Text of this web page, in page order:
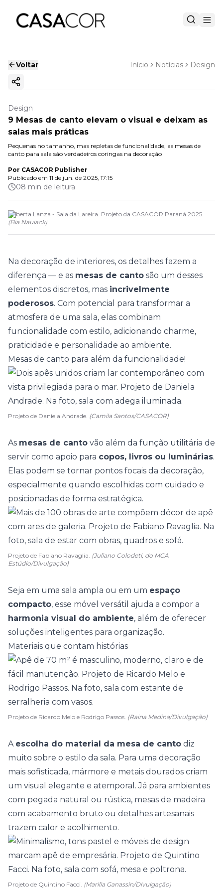
Voltar Início Notícias Design
Copiar link
Design
9 Mesas de canto elevam o visual e deixam as
salas mais práticas
Pequenas no tamanho, mas repletas de funcionalidade, as mesas de
canto para sala são verdadeiros coringas na decoração
Por CASACOR Publisher
Publicado em 11 de jun. de 2025, 17:15
08 min de leitura
Roberta Lanza - Sala da Lareira. Projeto da CASACOR Paraná 2025.
(Bia Nauiack)
Na decoração de interiores, os detalhes fazem a
diferença — e as mesas de canto são um desses
elementos discretos, mas incrivelmente
poderosos. Com potencial para transformar a
atmosfera de uma sala, elas combinam
funcionalidade com estilo, adicionando charme,
praticidade e personalidade ao ambiente.
Mesas de canto para além da funcionalidade!
Projeto de Daniela Andrade. (Camila Santos/CASACOR)
As mesas de canto vão além da função utilitária de
servir como apoio para copos, livros ou luminárias.
Elas podem se tornar pontos focais da decoração,
especialmente quando escolhidas com cuidado e
posicionadas de forma estratégica.
Projeto de Fabiano Ravaglia. (Juliano Colodeti, do MCA
Estúdio/Divulgação)
Seja em uma sala ampla ou em um espaço
compacto, esse móvel versátil ajuda a compor a
harmonia visual do ambiente, além de oferecer
soluções inteligentes para organização.
Materiais que contam histórias
Projeto de Ricardo Melo e Rodrigo Passos. (Raina Medina/Divulgação)
A escolha do material da mesa de canto diz
muito sobre o estilo da sala. Para uma decoração
mais sofisticada, mármore e metais dourados criam
um visual elegante e atemporal. Já para ambientes
com pegada natural ou rústica, mesas de madeira
com acabamento bruto ou detalhes artesanais
trazem calor e acolhimento.
Projeto de Quintino Facci. (Marilia Ganassin/Divulgação)